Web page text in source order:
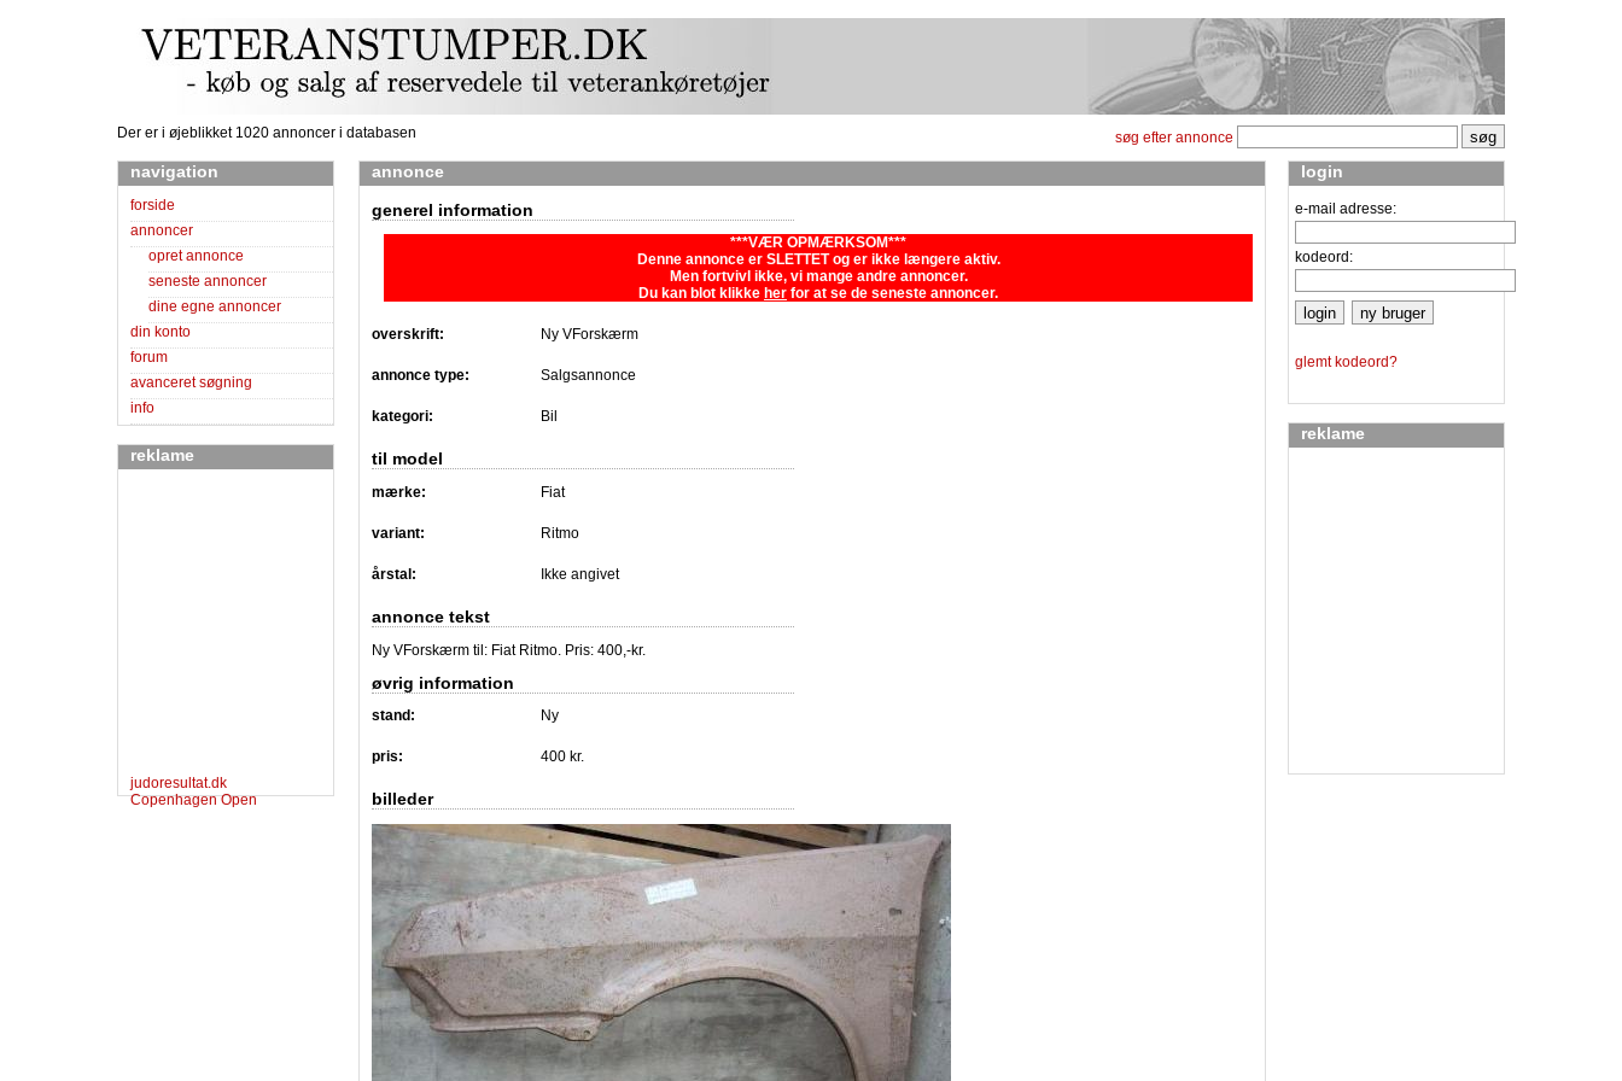
Der er i øjeblikket 1020 annoncer i databasen søg efter annonce
navigation
forside
annoncer
opret annonce
seneste annoncer
dine egne annoncer
din konto
forum
avanceret søgning
info
reklame
judoresultat.dk
Copenhagen Open
login
e-mail adresse:
kodeord:
glemt kodeord?
reklame
annonce
generel information
***VÆR OPMÆRKSOM***
Denne annonce er SLETTET og er ikke længere aktiv.
Men fortvivl ikke, vi mange andre annoncer.
Du kan blot klikke her for at se de seneste annoncer.
overskrift: Ny VForskærm
annonce type: Salgsannonce
kategori: Bil
til model
mærke: Fiat
variant: Ritmo
årstal: Ikke angivet
annonce tekst
Ny VForskærm til: Fiat Ritmo. Pris: 400,-kr.
øvrig information
stand: Ny
pris: 400 kr.
billeder